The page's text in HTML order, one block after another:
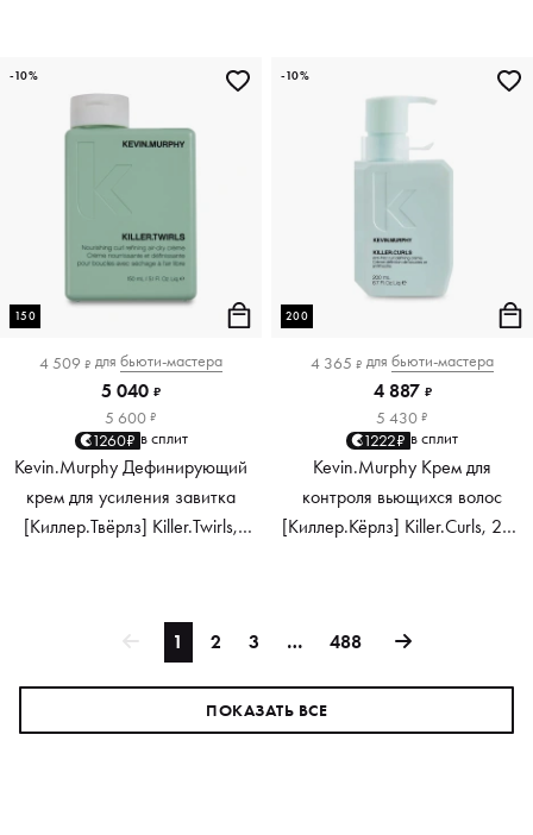
150
4 509 ₽ для бьюти-мастера
5 040 ₽
5 600 ₽
1260₽ в сплит
Kevin.Murphy Дефинирующий
крем для усиления завитка
[Киллер.Твёрлз] Killer.Twirls,
-10%
200
4 365 ₽ для бьюти-мастера
4 887 ₽
5 430 ₽
1222₽ в сплит
Kevin.Murphy Крем для
контроля вьющихся волос
[Киллер.Кёрлз] Killer.Curls, 200
-10%
1 2 3 … 488
ПОКАЗАТЬ ВСЕ